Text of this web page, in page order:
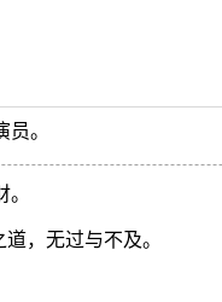
。
，无过与不及。